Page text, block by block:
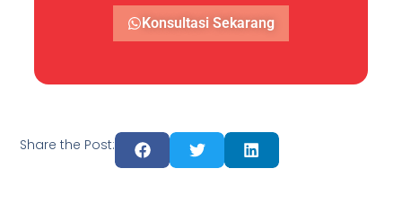
Konsultasi Sekarang
Share the Post: